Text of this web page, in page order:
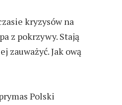
kryzysów na
z pokrzywy. Stają
zauważyć. Jak ową
Polski